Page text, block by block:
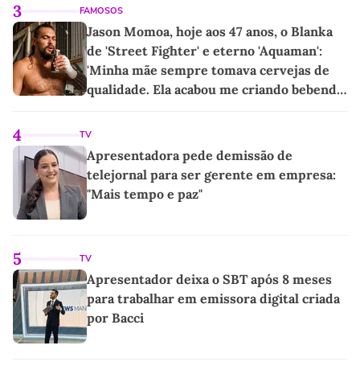
3 FAMOSOS
Jason Momoa, hoje aos 47 anos, o Blanka
de 'Street Fighter' e eterno 'Aquaman':
'Minha mãe sempre tomava cervejas de
qualidade. Ela acabou me criando bebendo
4 TV
Apresentadora pede demissão de
telejornal para ser gerente em empresa:
"Mais tempo e paz"
5 TV
Apresentador deixa o SBT após 8 meses
para trabalhar em emissora digital criada
por Bacci